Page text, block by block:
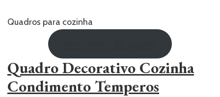
Quadros para cozinha
Quadro Decorativo Cozinha
Condimento Temperos